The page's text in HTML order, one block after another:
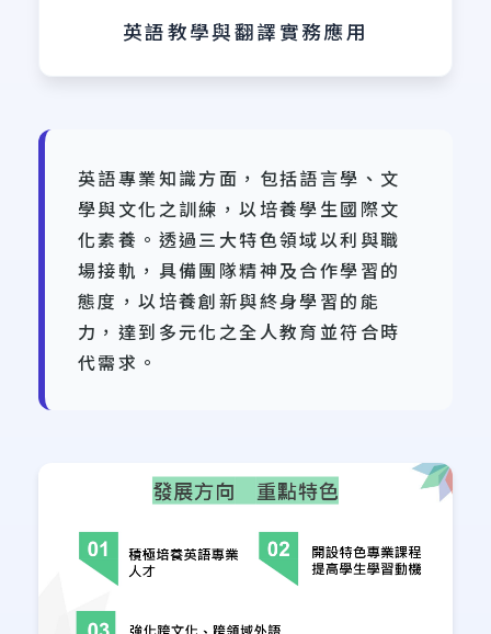
英語教學與翻譯實務應用
英語專業知識方面，包括語言學、文
學與文化之訓練 ，以培養學生國際文
化素養。透過三大特色領域以利與職
場接軌，具備團隊精神及合作學習的
態度，以培養創新與終身學習的能
力，達到多元化之全人教育並符合時
代需求。